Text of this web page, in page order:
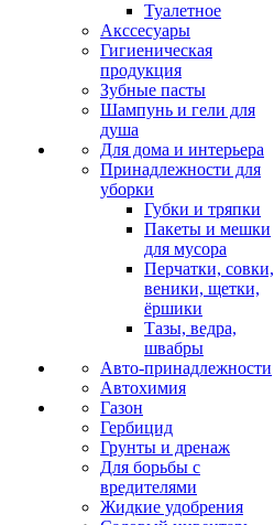
Туалетное
Акссесуары
Гигиеническая
продукция
Зубные пасты
Шампунь и гели для
душа
Для дома и интерьера
Принадлежности для
уборки
Губки и тряпки
Пакеты и мешки
для мусора
Перчатки, совки,
веники, щетки,
ёршики
Тазы, ведра,
швабры
Авто-принадлежности
Автохимия
Газон
Гербицид
Грунты и дренаж
Для борьбы с
вредителями
Жидкие удобрения